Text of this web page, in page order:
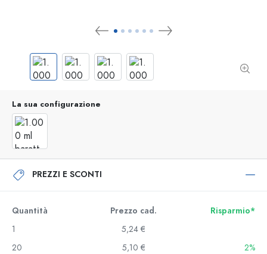
La sua configurazione
PREZZI E SCONTI
Quantità Prezzo cad.
Risparmio*
1
5,24 €
20
5,10 €
2%